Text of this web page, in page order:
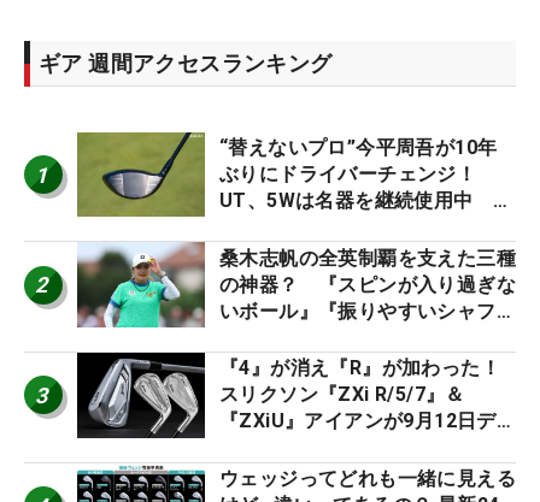
ギア 週間アクセスランキング
1
“替えないプロ”今平周吾が10年
ぶりにドライバーチェンジ！
UT、5Wは名器を継続使用中 #
2
桑木志帆の全英制覇を支えた三種
の神器？ 『スピンが入り過ぎな
いボール』『振りやすいシャフ
ー』 #女子プロセッティング
3
『4』が消え『R』が加わった！
スリクソン『ZXi R/5/7』＆
『ZXiU』アイアンが9月12日デ
ウェッジってどれも一緒に見える